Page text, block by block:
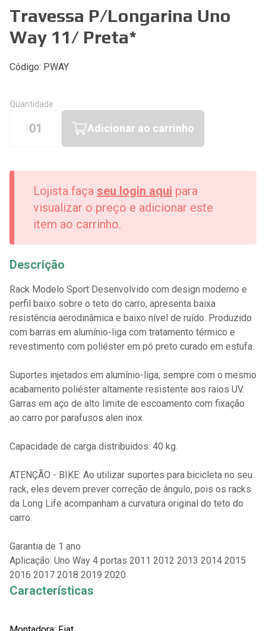
Travessa P/Longarina Uno
Way 11/ Preta*
Código: PWAY
Quantidade
01 Adicionar ao carrinho
Lojista faça seu login aqui para
visualizar o preço e adicionar este
item ao carrinho.
Descrição
Rack Modelo Sport Desenvolvido com design moderno e
perfil baixo sobre o teto do carro, apresenta baixa
resistência aerodinâmica e baixo nível de ruído. Produzido
com barras em alumínio-liga com tratamento térmico e
revestimento com poliéster em pó preto curado em estufa.
Suportes injetados em alumínio-liga, sempre com o mesmo
acabamento poliéster altamente resistente aos raios UV.
Garras em aço de alto limite de escoamento com fixação
ao carro por parafusos alen inox.
Capacidade de carga distribuidos: 40 kg.
ATENÇÃO - BIKE: Ao utilizar suportes para bicicleta no seu
rack, eles devem prever correção de ângulo, pois os racks
da Long Life acompanham a curvatura original do teto do
carro.
Garantia de 1 ano
Aplicação: Uno Way 4 portas 2011 2012 2013 2014 2015
2016 2017 2018 2019 2020
Características